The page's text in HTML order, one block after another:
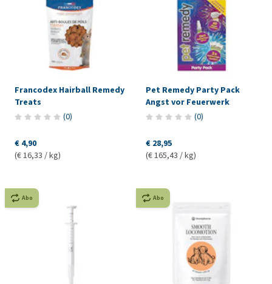
Francodex Hairball Remedy
Treats
(0)
€ 4,90
(€ 16,33 / kg)
Pet Remedy Party Pack
Angst vor Feuerwerk
(0)
€ 28,95
(€ 165,43 / kg)
Abo Abo